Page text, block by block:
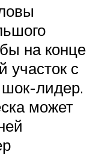
на конце
участок с
лидер.
может